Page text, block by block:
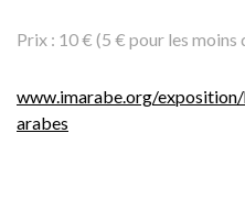
Prix : 10 € (5 € pour les moins
www.imarabe.org/
arabes